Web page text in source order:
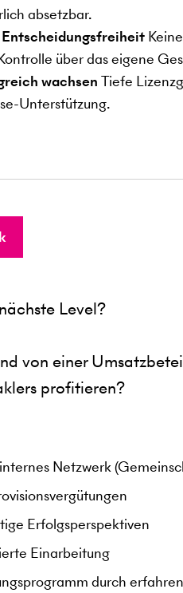
absetzbar.
über das eigene
wachsenTiefe
Unterstützung.
Level?
von einer
profitieren?
Netzwerk
Erfolgsperspektiven
Einarbeitung
durch